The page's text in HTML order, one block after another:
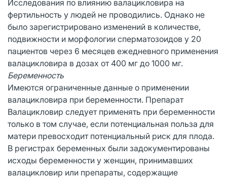
Исследования по влиянию валацикловира на
фертильность у людей не проводились. Однако не
было зарегистрировано изменений в количестве,
подвижности и морфологии сперматозоидов у 20
пациентов через 6 месяцев ежедневного применения
валацикловира в дозах от 400 мг до 1000 мг.
Беременность
Имеются ограниченные данные о применении
валацикловира при беременности. Препарат
Валацикловир следует применять при беременности
только в том случае, если потенциальная польза для
матери превосходит потенциальный риск для плода.
В регистрах беременных были задокументированы
исходы беременности у женщин, принимавших
валацикловир или препараты, содержащие